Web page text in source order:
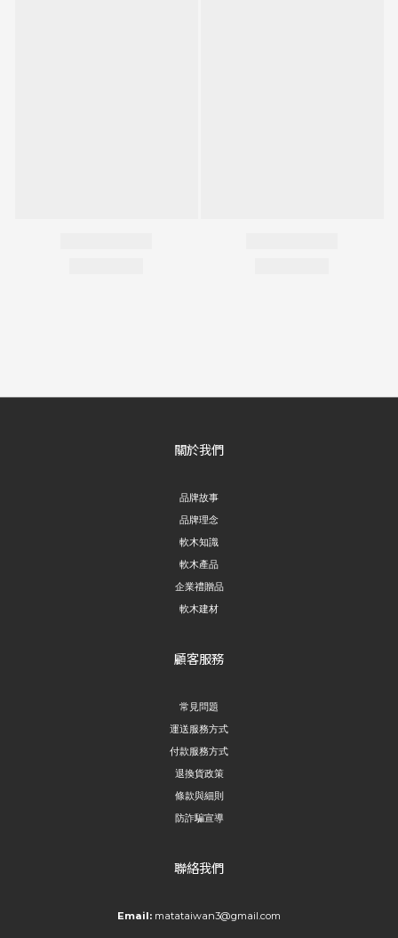
關於我們
品牌故事
品牌理念
軟木知識
軟木產品
企業禮贈品
軟木建材
顧客服務
常見問題
運送服務方式
付款服務方式
退換貨政策
條款與細則
防詐騙宣導
聯絡我們
Email: matataiwan3@gmail.com